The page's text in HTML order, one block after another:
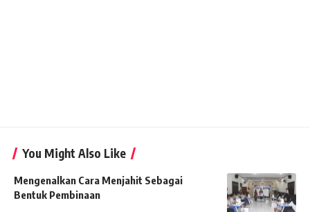
You Might Also Like
Mengenalkan Cara Menjahit Sebagai
Bentuk Pembinaan